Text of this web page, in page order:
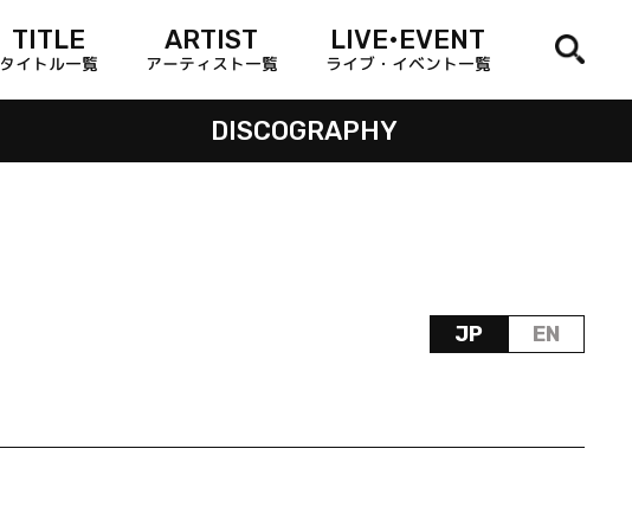
TITLE
タイトル一覧
ARTIST
アーティスト一覧
LIVE•EVENT
ライブ・イベント一覧
DISCOGRAPHY
JP EN